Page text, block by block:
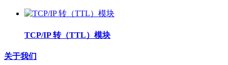
TCP/IP 转（TTL）模块
关于我们